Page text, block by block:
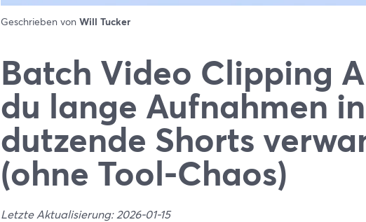
Geschrieben von Will Tucker
Batch Video Clipping
du lange Aufnahmen in
dutzende Shorts
(ohne Tool-Chaos)
Letzte Aktualisierung: 2026-01-15